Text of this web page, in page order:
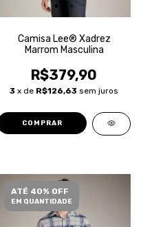
Camisa Lee® Xadrez
Marrom Masculina
R$379,90
3 x de R$126,63 sem juros
COMPRAR
ATÉ 40% OFF
EM QUANTIDADE